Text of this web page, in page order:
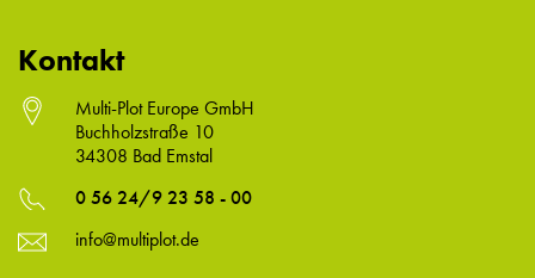
Kontakt
Multi-Plot Europe GmbH
Buchholzstraße 10
34308 Bad Emstal
0 56 24/9 23 58 - 00
info@multiplot.de